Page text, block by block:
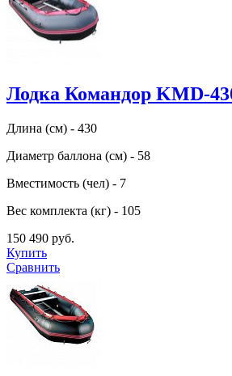
Лодка Командор KMD-
Длина (см) - 430
Диаметр баллона (см) - 58
Вместимость (чел) - 7
Вес комплекта (кг) - 105
150 490 руб.
Купить
Сравнить